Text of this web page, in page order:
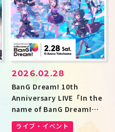
2026.02.28
ライブ・イベント
BanG Dream! 10th
Anniversary LIVE「In the
name of BanG Dream!」
のセットリストプレイリス